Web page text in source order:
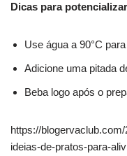
Dicas para
Use água a 90°C
Adicione uma pitada
Beba logo após o
https://
ideias-de-pratos-para-